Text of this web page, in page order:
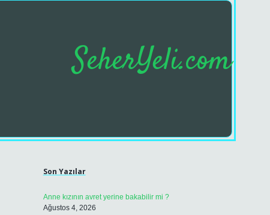
SeherYeli.com
Son Yazılar
Anne kızının avret yerine bakabilir mi ?
Ağustos 4, 2026